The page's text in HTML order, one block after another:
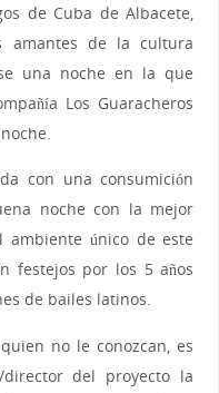
de Cuba de Albacete,
amantes de la cultura
una noche en la que
Los Guaracheros
con una consumición
noche con la mejor
ambiente único de este
festejos por los 5 años
de bailes latinos.
no le conozcan, es
del proyecto la